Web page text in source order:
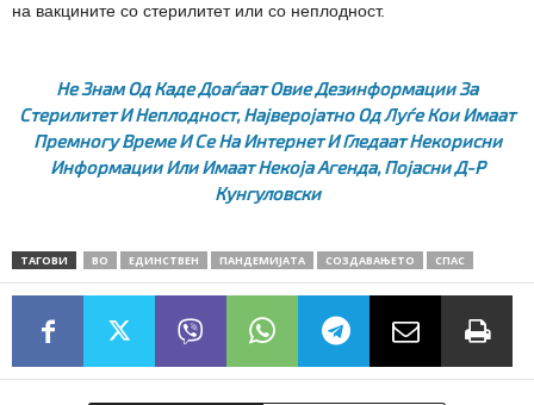
на вакцините со стерилитет или со неплодност.
Не Знам Од Каде Доаѓаат Овие Дезинформации За
Стерилитет И Неплодност, Најверојатно Од Луѓе Кои Имаат
Премногу Време И Се На Интернет И Гледаат Некорисни
Информации Или Имаат Некоја Агенда,Појасни Д-Р
Кунгуловски
ТАГОВИ ВО ЕДИНСТВЕН ПАНДЕМИЈАТА СОЗДАВАЊЕТО СПАС